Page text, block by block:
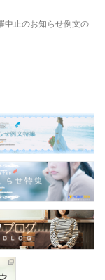
更のお知 ...
例文のご紹介です。 保
文は、小学校、中学
らせ 例文
文のご紹介です。 会社
種は問わず商品、製品
お知らせ ...
せ例文のご紹介です。
や商品の印刷物、各
中止のお知らせ例文の